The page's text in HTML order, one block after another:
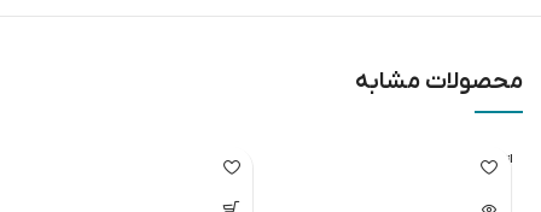
محصولات مشابه
اتمام مو
جودی